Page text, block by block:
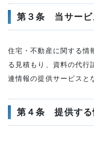
第３条 当サービ
住宅・不動産に関する情
る見積もり、資料の代行
連情報の提供サービスと
第４条 提供する